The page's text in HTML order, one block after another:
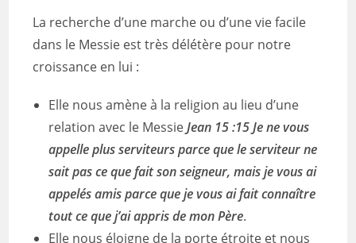
La recherche d’une marche ou d’une vie facile
dans le Messie est très délétère pour notre
croissance en lui :
Elle nous amène à la religion au lieu d’une
relation avec le MessieJean 15 :15Je ne vous
appelle plus serviteurs parce que le serviteur ne
sait pas ce que fait son seigneur, mais je vous ai
appelés amis parce que je vous ai fait connaître
tout ce que j’ai appris de mon Père.
Elle nous éloigne de la porte étroite et nous